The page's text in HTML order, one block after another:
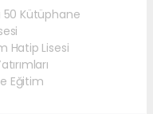
50 Kütüphane
Hatip Lisesi
Eğitim